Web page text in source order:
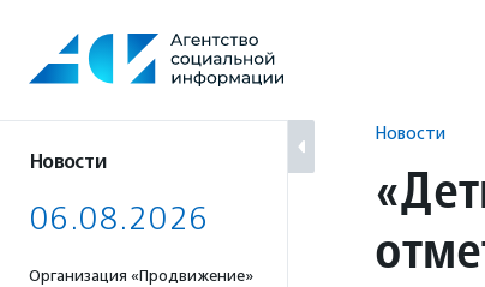
содержанию
Новости
06.08.2026
Организация «Продвижение»
Новости